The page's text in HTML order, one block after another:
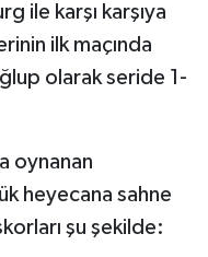
ile karşı karşıya
ilk maçında
olarak seride 1-
oynanan
heyecana sahne
şu şekilde: